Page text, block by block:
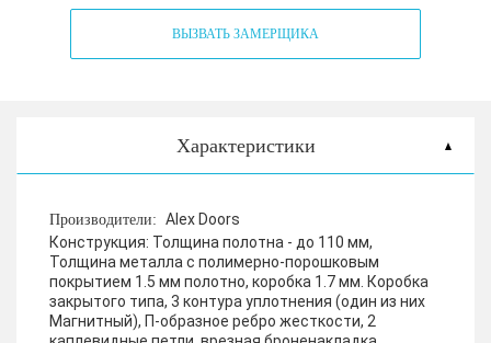
ВЫЗВАТЬ ЗАМЕРЩИКА
Характеристики
Производители: Alex Doors
Конструкция: Толщина полотна - до 110 мм,
Толщина металла с полимерно-порошковым
покрытием 1.5 мм полотно, коробка 1.7 мм. Коробка
закрытого типа, 3 контура уплотнения (один из них
Магнитный), П-образное ребро жесткости, 2